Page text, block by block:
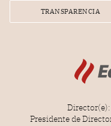
TRANSPARENCIA
Presidente de